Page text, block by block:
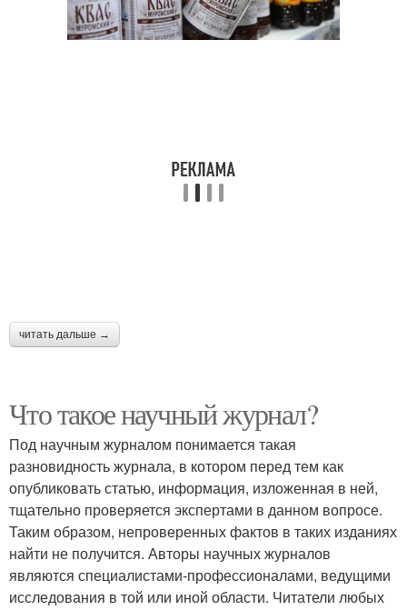
читать дальше →
Что такое научный журнал?
Под научным журналом понимается такая
разновидность журнала, в котором перед тем как
опубликовать статью, информация, изложенная в ней,
тщательно проверяется экспертами в данном вопросе.
Таким образом, непроверенных фактов в таких изданиях
найти не получится. Авторы научных журналов
являются специалистами-профессионалами, ведущими
исследования в той или иной области. Читатели любых